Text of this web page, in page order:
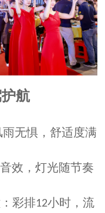
航
雨无惧，舒适度满
效，灯光随节奏
彩排12小时，流